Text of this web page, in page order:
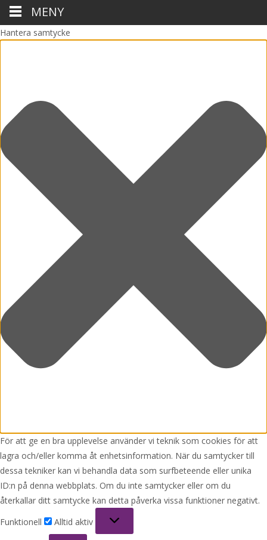
Hantera samtycke
För att ge en bra upplevelse använder vi teknik som cookies för att
lagra och/eller komma åt enhetsinformation. När du samtycker till
dessa tekniker kan vi behandla data som surfbeteende eller unika
ID:n på denna webbplats. Om du inte samtycker eller om du
återkallar ditt samtycke kan detta påverka vissa funktioner negativt.
Funktionell
Alltid aktiv
MENY